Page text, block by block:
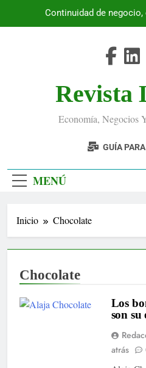
Continuidad de negocio,
Revista
Economía, Negocios
GUÍA
MENÚ
Inicio Chocolate
Chocolate
Los
son su
atrás